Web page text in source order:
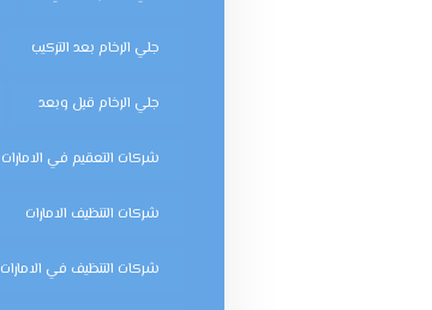
جلي الرخام بعد التركيب
جلي الرخام قبل وبعد
شركات التعقيم في الامارات
شركات التنظيف الامارات
شركات التنظيف في الامارات